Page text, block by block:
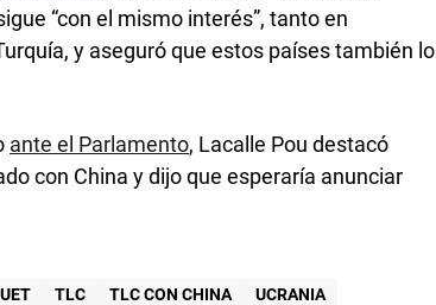
“con el mismo interés”, tanto en
y aseguró que estos países también lo
ante el Parlamento, Lacalle Pou destacó
con China y dijo que esperaría anunciar
TLC TLC CON CHINA UCRANIA